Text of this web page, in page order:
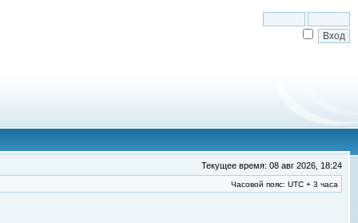
Текущее время: 08 авг 2026, 18:24
Часовой пояс: UTC + 3 часа